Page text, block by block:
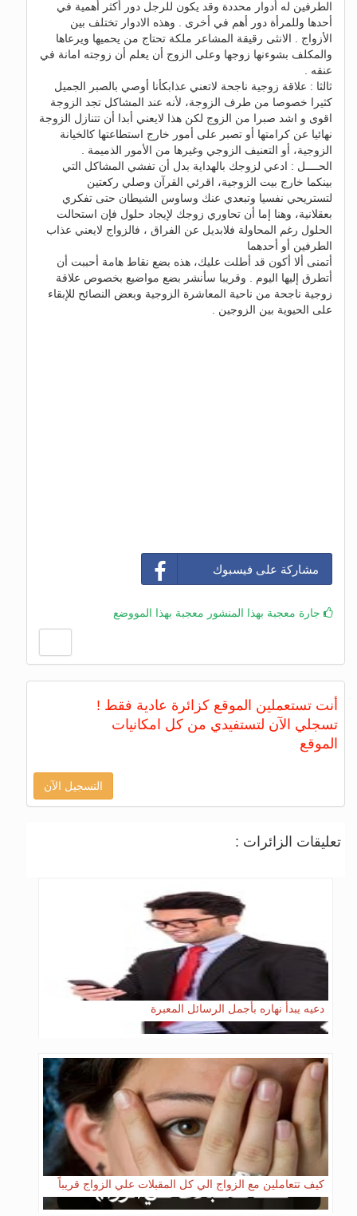
الطرفين له أدوار محددة وقد يكون للرجل دور أكثر أهمية في
أحدها وللمرأة دور أهم في أخرى . وهذه الادوار تختلف بين
الأزواج . الانثى رقيقة المشاعر ملكة تحتاج من يحميها ويرعاها
والمكلف بشوءنها زوجها وعلى الزوج أن يعلم أن زوجته امانة في
عنقه .
ثالثا : علاقة زوجية ناجحة لاتعني عذابكأنا أوصي بالصبر الجميل
كثيرا خصوصا من طرف الزوجة، لأنه عند المشاكل تجد الزوجة
اقوى و اشد صبرا من الزوج لكن هذا لايعني أبدا أن تتنازل الزوجة
نهائيا عن كرامتها أو تصبر على أمور خارج استطاعتها كالخيانة
الزوجية، أو التعنيف الزوجي وغيرها من الأمور الذميمة .
الحــــل : ادعي لزوجك بالهداية بدل أن تفشي المشاكل التي
بينكما خارج بيت الزوجية، اقرئي القرآن وصلي ركعتين
لتستريحي نفسيا وتبعدي عنك وساوس الشيطان حتى تفكري
بعقلانية، وهنا إما أن تحاوري زوجك لإيجاد حلول فإن استحالت
الحلول رغم المحاولة فلابديل عن الفراق ، فالزواج لايعني عذاب
الطرفين أو أحدهما
أتمنى ألا أكون قد أطلت عليك، هذه بضع نقاط هامة أحببت أن
أتطرق إليها اليوم . وقريبا سأنشر بضع مواضيع بخصوص علاقة
زوجية ناجحة من ناحية المعاشرة الزوجية وبعض النصائح للإبقاء
على الحيوية بين الزوجين .
مشاركة على فيسبوك
جارة معجبة بهذا المنشور معجبة بهذا المووضع
أنت تستعملين الموقع كزائرة عادية فقط !
تسجلي الآن لتستفيدي من كل امكانيات
الموقع
التسجيل الآن
تعليقات الزائرات :
دعيه يبدأ نهاره بأجمل الرسائل المعبرة
كيف تتعاملين مع الزواج الي كل المقبلات علي الزواج قريباً